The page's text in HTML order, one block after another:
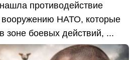
противодействие
вооружению НАТО, которые
зоне боевых действий, ...